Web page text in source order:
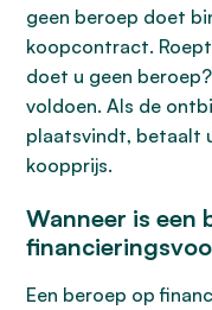
geen beroep doet
koopcontract.
doet u geen
voldoen. Als de
plaatsvindt, betaalt
koopprijs.
Wanneer is een
Een beroep op